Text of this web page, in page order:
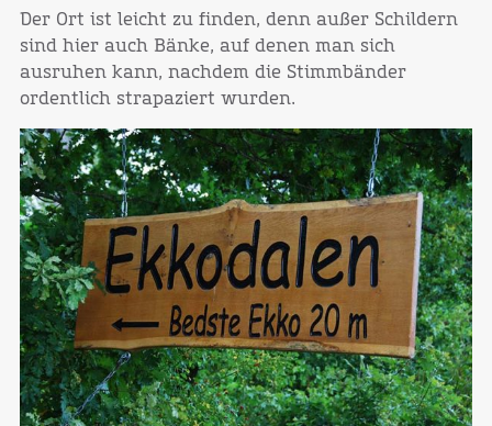
Der Ort ist leicht zu finden, denn außer Schildern
sind hier auch Bänke, auf denen man sich
ausruhen kann, nachdem die Stimmbänder
ordentlich strapaziert wurden.